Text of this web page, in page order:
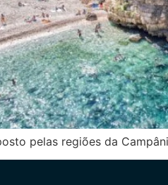
pelas regiões da